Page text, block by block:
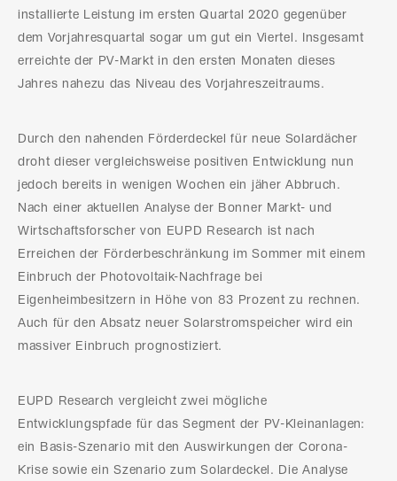
installierte Leistung im ersten Quartal 2020 gegenüber
dem Vorjahresquartal sogar um gut ein Viertel. Insgesamt
erreichte der PV-Markt in den ersten Monaten dieses
Jahres nahezu das Niveau des Vorjahreszeitraums.
Durch den nahenden Förderdeckel für neue Solardächer
droht dieser vergleichsweise positiven Entwicklung nun
jedoch bereits in wenigen Wochen ein jäher Abbruch.
Nach einer aktuellen Analyse der Bonner Markt- und
Wirtschaftsforscher von EUPD Research ist nach
Erreichen der Förderbeschränkung im Sommer mit einem
Einbruch der Photovoltaik-Nachfrage bei
Eigenheimbesitzern in Höhe von 83 Prozent zu rechnen.
Auch für den Absatz neuer Solarstromspeicher wird ein
massiver Einbruch prognostiziert.
EUPD Research vergleicht zwei mögliche
Entwicklungspfade für das Segment der PV-Kleinanlagen:
ein Basis-Szenario mit den Auswirkungen der Corona-
Krise sowie ein Szenario zum Solardeckel. Die Analyse